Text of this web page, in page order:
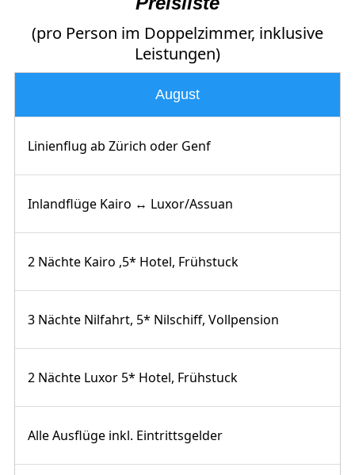
(pro Person im Doppelzimmer, inklusive
Leistungen)
August
Linienflug ab Zürich oder Genf
Inlandflüge Kairo ↔ Luxor/Assuan
2 Nächte Kairo ,5* Hotel, Frühstuck
3 Nächte Nilfahrt, 5* Nilschiff, Vollpension
2 Nächte Luxor 5* Hotel, Frühstuck
Alle Ausflüge inkl. Eintrittsgelder